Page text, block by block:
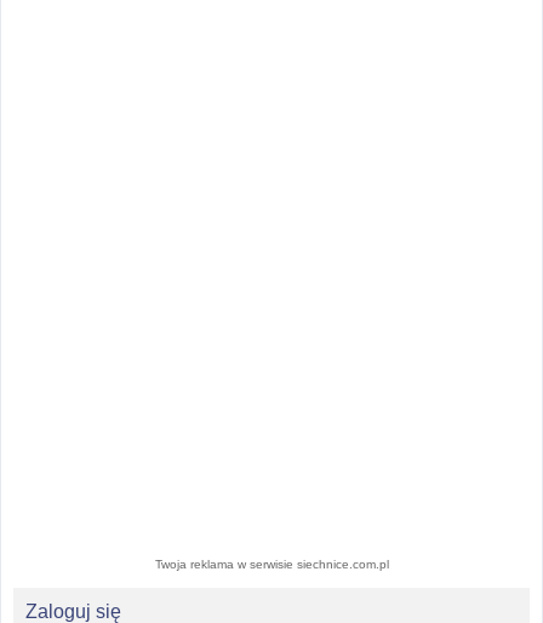
Twoja reklama w serwisie siechnice.com.pl
Zaloguj się